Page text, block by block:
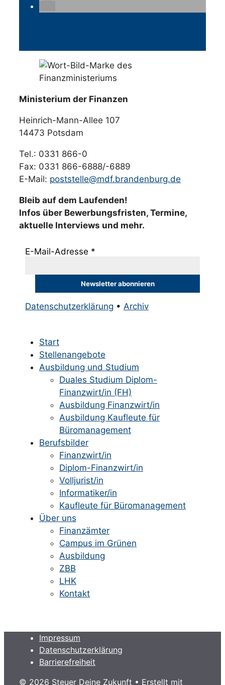
Ministerium der Finanzen
Heinrich-Mann-Allee 107
14473 Potsdam
Tel.: 0331 866-0
Fax: 0331 866-6888/-6889
E-Mail: poststelle@mdf.brandenburg.de
Bleib auf dem Laufenden!
Infos über Bewerbungsfristen, Termine,
aktuelle Interviews und mehr.
E-Mail-Adresse *
Datenschutzerklärung • Archiv
Start
Stellenangebote
Ausbildung und Studium
Duales Studium Diplom-
Finanzwirt/in (FH)
Ausbildung Finanzwirt/in
Ausbildung Kaufleute für
Büromanagement
Berufsbilder
Finanzwirt/in
Diplom-Finanzwirt/in
Volljurist/in
Informatiker/in
Kaufleute für Büromanagement
Über uns
Finanzämter
Campus im Grünen
Ausbildung
ZBB
LHK
Kontakt
Impressum
Datenschutzerklärung
Barrierefreiheit
© 2026 Steuer Deine Zukunft • Erstellt mit